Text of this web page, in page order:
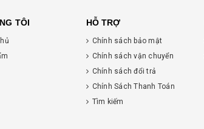
TÔI HỖ TRỢ
Chính sách bảo mật
Chính sách vận chuyển
Chính sách đổi trả
Chính Sách Thanh Toán
Tìm kiếm